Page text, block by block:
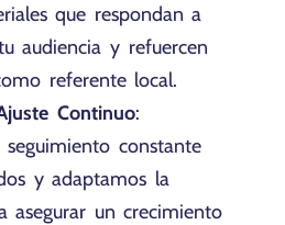
que respondan a
audiencia y refuercen
referente local.
Continuo:
seguimiento constante
y adaptamos la
asegurar un crecimiento